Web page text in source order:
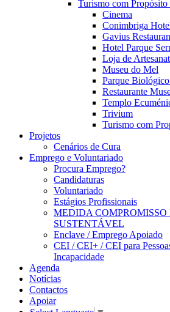
Turismo com Propósito
Cinema
Conimbriga
Gavius
Hotel Parque
Loja de
Museu do Mel
Parque
Restaurante
Templo
Trivium
Turismo com
Projetos
Cenários de Cura
Emprego e Voluntariado
Procura Emprego?
Candidaturas
Voluntariado
Estágios Profissionais
MEDIDA COMPROMISSO
SUSTENTÁVEL
Enclave / Emprego Apoiado
CEI / CEI+ / CEI para
Incapacidade
Agenda
Notícias
Contactos
Apoiar